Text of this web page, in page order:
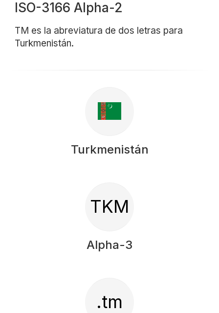
ISO-3166 Alpha-2
TM es la abreviatura de dos letras para
Turkmenistán.
Turkmenistán
TKM
Alpha-3
.tm